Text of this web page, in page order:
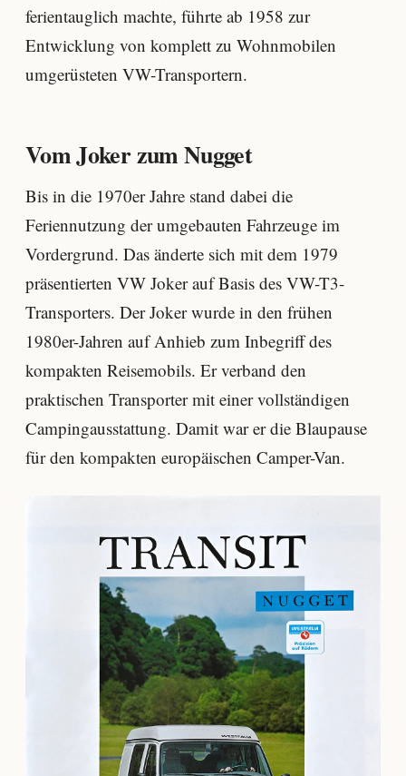
ferientauglich machte, führte ab 1958 zur
Entwicklung von komplett zu Wohnmobilen
umgerüsteten VW-Transportern.
Vom Joker zum Nugget
Bis in die 1970er Jahre stand dabei die
Feriennutzung der umgebauten Fahrzeuge im
Vordergrund. Das änderte sich mit dem 1979
präsentierten VW Joker auf Basis des VW-T3-
Transporters. Der Joker wurde in den frühen
1980er-Jahren auf Anhieb zum Inbegriff des
kompakten Reisemobils. Er verband den
praktischen Transporter mit einer vollständigen
Campingausstattung. Damit war er die Blaupause
für den kompakten europäischen Camper-Van.